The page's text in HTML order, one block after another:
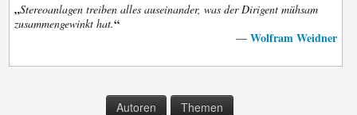
„Stereoanlagen treiben alles auseinander, was der Dirigent mühsam
zusammengewinkt hat.“
— Wolfram Weidner
Autoren Themen